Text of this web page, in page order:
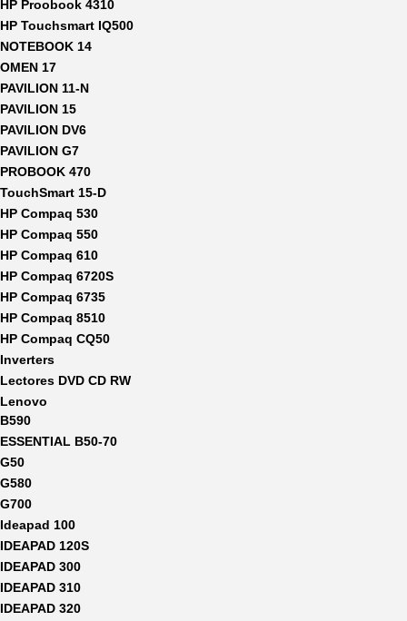
HP Proobook 4310
HP Touchsmart IQ500
NOTEBOOK 14
OMEN 17
PAVILION 11-N
PAVILION 15
PAVILION DV6
PAVILION G7
PROBOOK 470
TouchSmart 15-D
HP Compaq 530
HP Compaq 550
HP Compaq 610
HP Compaq 6720S
HP Compaq 6735
HP Compaq 8510
HP Compaq CQ50
Inverters
Lectores DVD CD RW
Lenovo
B590
ESSENTIAL B50-70
G50
G580
G700
Ideapad 100
IDEAPAD 120S
IDEAPAD 300
IDEAPAD 310
IDEAPAD 320